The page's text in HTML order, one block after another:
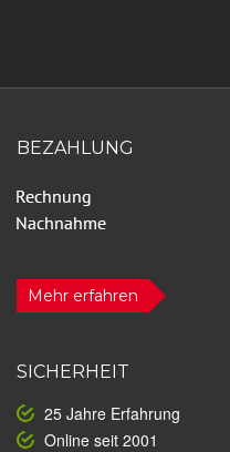
BEZAHLUNG
Mehr erfahren
SICHERHEIT
25 Jahre Erfahrung
Online seit 2001